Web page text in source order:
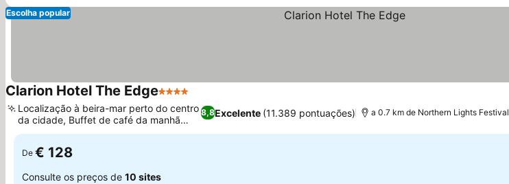
Escolha popular
Clarion Hotel The Edge4 Estrelas
8,8Excelente (11.389 pontuações)
Localização à beira-mar perto do centro
da cidade, Buffet de café da manhã
excepcional
a 0.7 km de Northern Lights Festival
De € 128
Consulte os preços de 10 sites